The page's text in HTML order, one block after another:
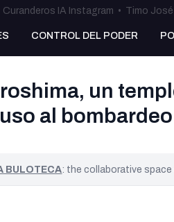
Curanderos IA Instagram • Timo José
CONTROL DEL PODER
un
al
BULOTECA: the collaborative